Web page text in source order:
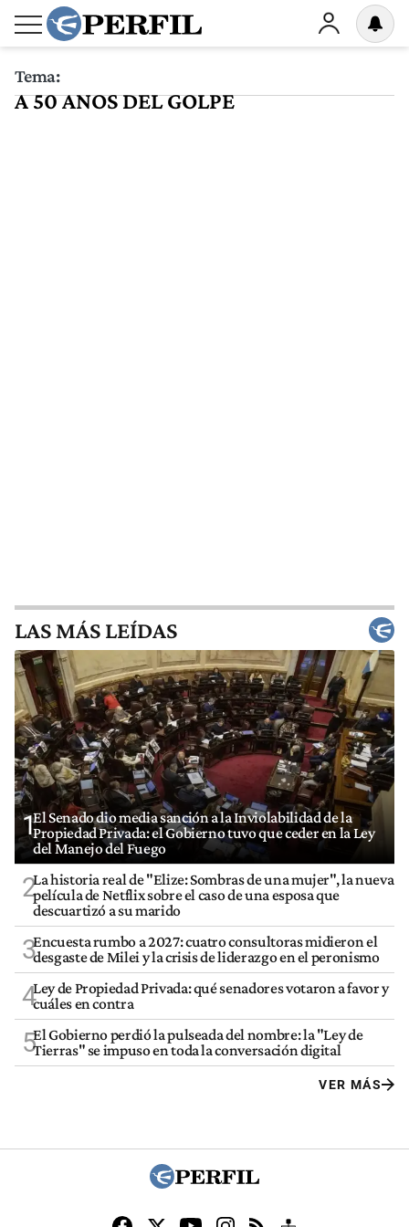
Tema:
A 50 ANOS DEL GOLPE
LAS MÁS LEÍDAS
1El Senado dio media sanción a la Inviolabilidad de la
Propiedad Privada: el Gobierno tuvo que ceder en la Ley
del Manejo del Fuego
2La historia real de "Elize: Sombras de una mujer", la nueva
película de Netflix sobre el caso de una esposa que
descuartizó a su marido
3Encuesta rumbo a 2027: cuatro consultoras midieron el
desgaste de Milei y la crisis de liderazgo en el peronismo
4Ley de Propiedad Privada: qué senadores votaron a favor y
cuáles en contra
5El Gobierno perdió la pulseada del nombre: la "Ley de
Tierras" se impuso en toda la conversación digital
VER MÁS